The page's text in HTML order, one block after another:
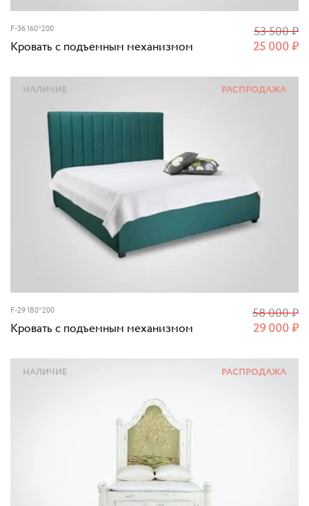
F-36 160*200
Кровать с подъемным механизмом 25 000₽
53 500₽
F-29 180*200
Кровать с подъемным механизмом 29 000₽
58 000₽
РАСПРОДАЖА
НАЛИЧИЕ
РАСПРОДАЖА
НАЛИЧИЕ